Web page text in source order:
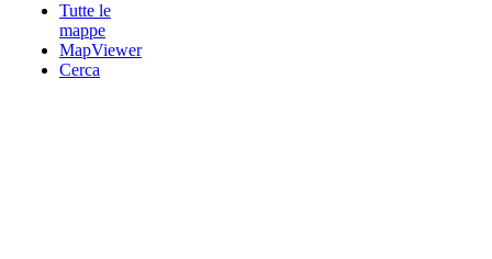
Tutte le
mappe
MapViewer
Cerca